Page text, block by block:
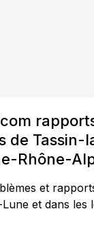
de Tassin-
Rhône-
et
et dans les